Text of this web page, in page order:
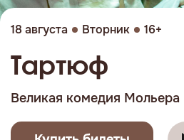
18 августа Вторник 16+
Тартюф
Великая комедия Мольера